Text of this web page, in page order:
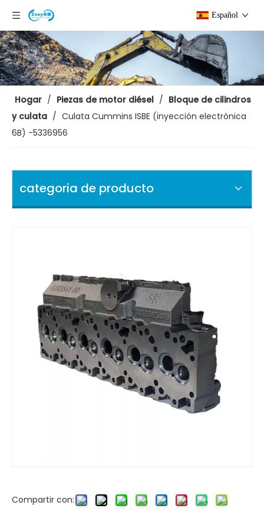
Español
Hogar / Piezas de motor diésel / Bloque de cilindros
y culata / Culata Cummins ISBE (inyección electrónica
6B) -5336956
categoria de producto
Compartir con: